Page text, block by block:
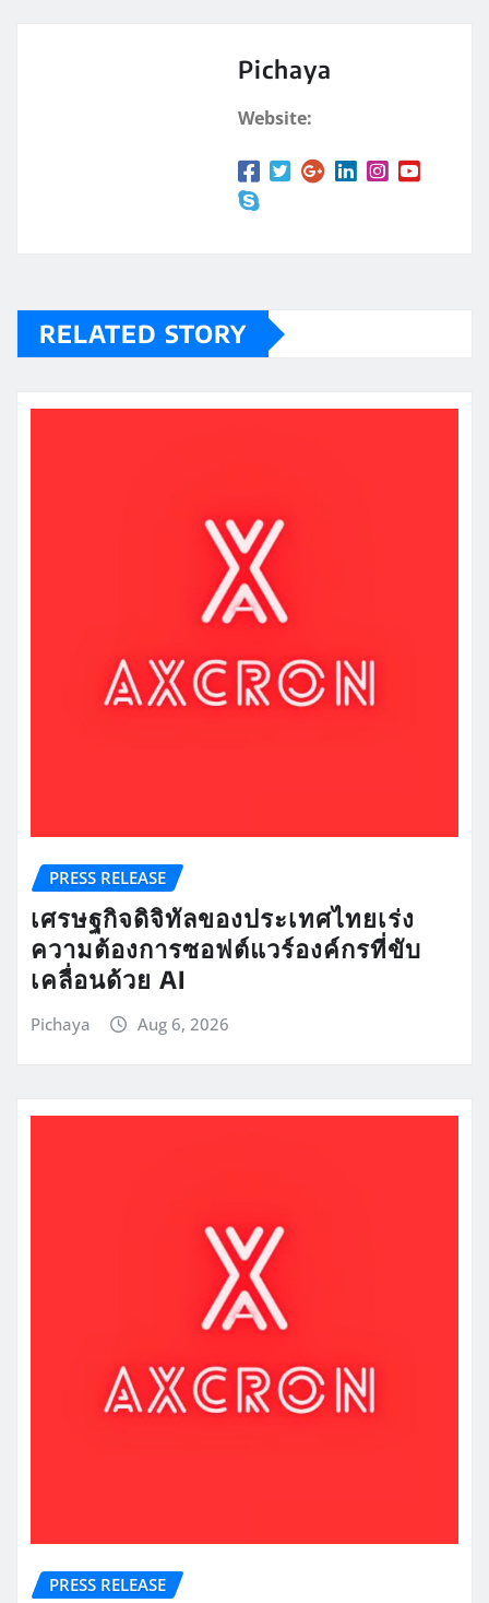
Pichaya
Website:
RELATED STORY
PRESS RELEASE
เศรษฐกิจดิจิทัลของประเทศไทยเร่ง
ความต้องการซอฟต์แวร์องค์กรที่ขับ
เคลื่อนด้วย AI
Pichaya Aug 6, 2026
PRESS RELEASE